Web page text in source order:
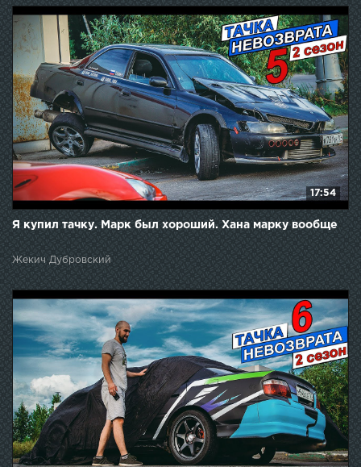
17:54
Я купил тачку. Марк был хороший. Хана марку вообще
Жекич Дубровский